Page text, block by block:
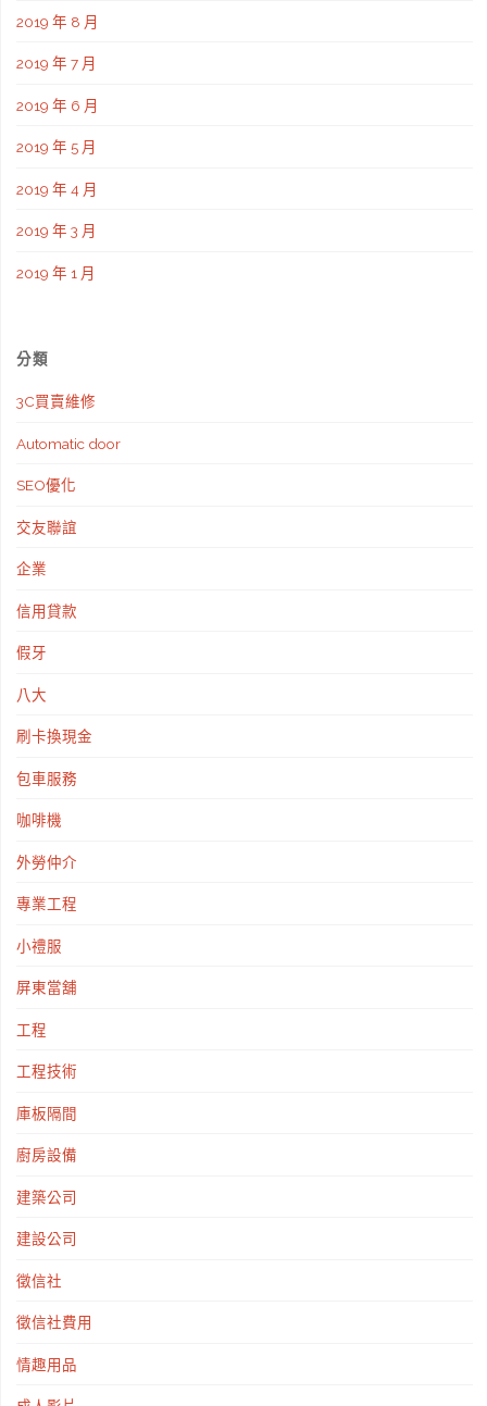
2019 年 8 月
2019 年 7 月
2019 年 6 月
2019 年 5 月
2019 年 4 月
2019 年 3 月
2019 年 1 月
分類
3C買賣維修
Automatic door
SEO優化
交友聯誼
企業
信用貸款
假牙
八大
刷卡換現金
包車服務
咖啡機
外勞仲介
專業工程
小禮服
屏東當舖
工程
工程技術
庫板隔間
廚房設備
建築公司
建設公司
徵信社
徵信社費用
情趣用品